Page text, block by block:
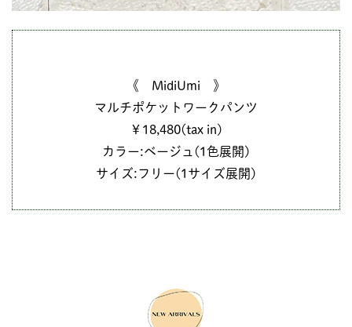
《 MidiUmi 》
マルチポケットワークパンツ
￥18,480(tax in)
カラー:ベージュ(1色展開)
サイズ:フリー(1サイズ展開)